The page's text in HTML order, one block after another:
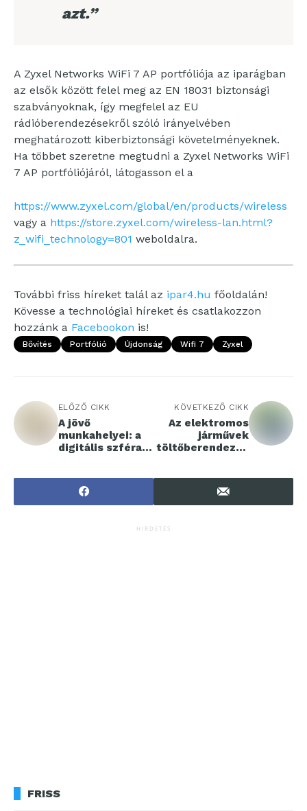
azt.”
A Zyxel Networks WiFi 7 AP portfóliója az iparágban
az elsők között felel meg az EN 18031 biztonsági
szabványoknak, így megfelel az EU
rádióberendezésekről szóló irányelvében
meghatározott kiberbiztonsági követelményeknek.
Ha többet szeretne megtudni a Zyxel Networks WiFi
7 AP portfóliójáról, látogasson el a
https://www.zyxel.com/global/en/products/wireless
vagy a https://store.zyxel.com/wireless-lan.html?
z_wifi_technology=801 weboldalra.
További friss híreket talál az ipar4.hu főoldalán!
Kövesse a technológiai híreket és csatlakozzon
hozzánk a Facebookon is!
Bővítés Portfólió Újdonság Wifi 7 Zyxel
ELŐZŐ CIKK
A jövő
munkahelyei: a
digitális szféra
KÖVETKEZŐ CIKK
Az elektromos
járművek
töltőberendezés
jövője
HIRDETÉS
FRISS